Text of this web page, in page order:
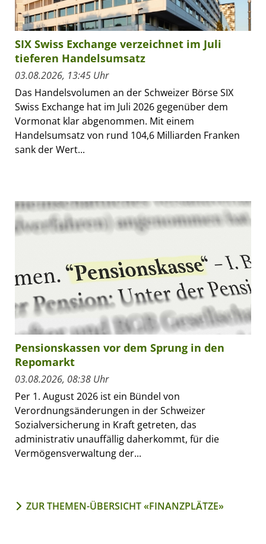
SIX Swiss Exchange verzeichnet im Juli
tieferen Handelsumsatz
03.08.2026, 13:45 Uhr
Das Handelsvolumen an der Schweizer Börse SIX
Swiss Exchange hat im Juli 2026 gegenüber dem
Vormonat klar abgenommen. Mit einem
Handelsumsatz von rund 104,6 Milliarden Franken
sank der Wert...
Pensionskassen vor dem Sprung in den
Repomarkt
03.08.2026, 08:38 Uhr
Per 1. August 2026 ist ein Bündel von
Verordnungsänderungen in der Schweizer
Sozialversicherung in Kraft getreten, das
administrativ unauffällig daherkommt, für die
Vermögensverwaltung der...
ZUR THEMEN-ÜBERSICHT «FINANZPLÄTZE»